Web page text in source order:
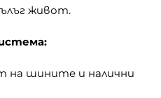
живот.
на шините и налични